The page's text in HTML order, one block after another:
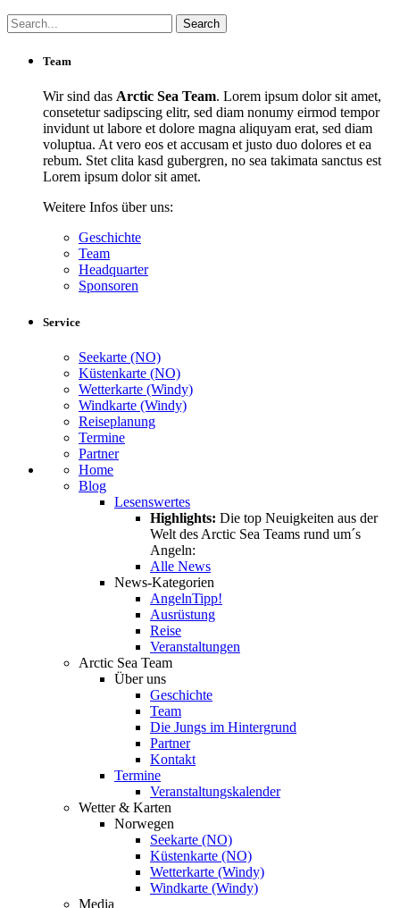
Team
Wir sind das Arctic Sea Team. Lorem ipsum dolor sit amet,
consetetur sadipscing elitr, sed diam nonumy eirmod tempor
invidunt ut labore et dolore magna aliquyam erat, sed diam
voluptua. At vero eos et accusam et justo duo dolores et ea
rebum. Stet clita kasd gubergren, no sea takimata sanctus est
Lorem ipsum dolor sit amet.
Weitere Infos über uns:
Geschichte
Team
Headquarter
Sponsoren
Service
Seekarte (NO)
Küstenkarte (NO)
Wetterkarte (Windy)
Windkarte (Windy)
Reiseplanung
Termine
Partner
Home
Blog
Lesenswertes
Highlights: Die top Neuigkeiten aus der
Welt des Arctic Sea Teams rund um´s
Angeln:
Alle News
News-Kategorien
AngelnTipp!
Ausrüstung
Reise
Veranstaltungen
Arctic Sea Team
Über uns
Geschichte
Team
Die Jungs im Hintergrund
Partner
Kontakt
Termine
Veranstaltungskalender
Wetter & Karten
Norwegen
Seekarte (NO)
Küstenkarte (NO)
Wetterkarte (Windy)
Windkarte (Windy)
Media